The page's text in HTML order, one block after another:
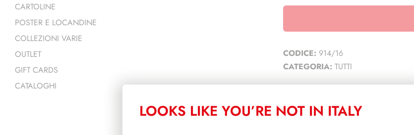
CODICE: 914/16
CATEGORIA: TUTTI
PRODOTTI CORRELATI
CARTOLINE
POSTER E LOCANDINE
COLLEZIONI VARIE
OUTLET
GIFT CARDS
CATALOGHI
LOOKS LIKE YOU’RE NOT IN ITALY